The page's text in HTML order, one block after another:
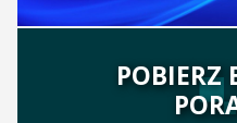
POBIERZ